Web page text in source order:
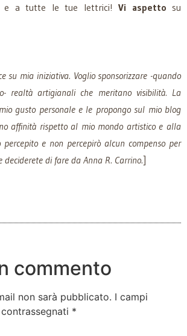
e a tutte le tue lettrici! Vi aspetto su
su mia iniziativa. Voglio sponsorizzare -quando
realtà artigianali che meritano visibilità. La
gusto personale e le propongo sul mio blog
affinità rispetto al mio mondo artistico e alla
e non percepirò alcun compenso per
deciderete di fare da Anna R. Carrino.]
commento
non sarà pubblicato. I campi
*